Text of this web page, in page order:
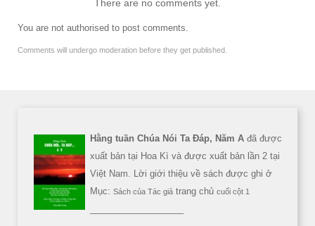
There are no comments yet.
You are not authorised to post comments.
Comments will undergo moderation before they get published.
Hằng tuần Chúa Nói Ta Đáp, Năm A đã được
xuất bản tại Hoa Kì và được xuất bản lần 2 tại
Việt Nam. Lời giới thiệu về sách được ghi ở
Mục: Sách của Tác giả trang chủ cuối cột 1